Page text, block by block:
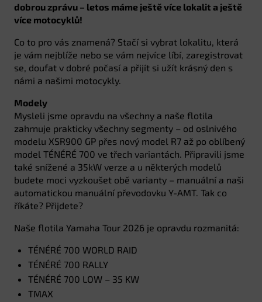
dobrou zprávu – letos máme ještě více lokalit a ještě
více motocyklů!
Co to pro vás znamená? Stačí si vybrat lokalitu, která
je vám nejblíže nebo se vám nejvíce líbí, zaregistrovat
se, doufat v dobré počasí a přijít si užít krásný den s
námi a našimi motocykly.
Modely
Mysleli jsme opravdu na všechny a naše flotila
zahrnuje prakticky všechny segmenty – od oslnivého
modelu XSR900 GP přes nový model R7 až po oblíbený
model TÉNÉRÉ 700 ve třech variantách. Připravili jsme
také snížené a 35kW verze a u některých modelů
budete moci vyzkoušet obě varianty – manuální a naši
automatickou manuální převodovku Y-AMT. Tak co
říkáte? Přijdete?
Naše flotila Yamaha Tour 2026 je opravdu rozmanitá:
TÉNÉRÉ 700 WORLD RAID
TÉNÉRÉ 700 RALLY
TÉNÉRÉ 700 LOW – 35 KW
TMAX